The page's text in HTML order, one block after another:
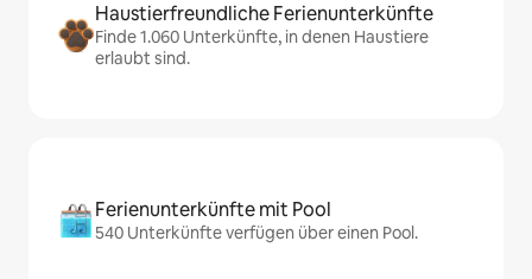
Haustierfreundliche Ferienunterkünfte
Finde 1.060 Unterkünfte, in denen Haustiere
erlaubt sind.
Ferienunterkünfte mit Pool
540 Unterkünfte verfügen über einen Pool.